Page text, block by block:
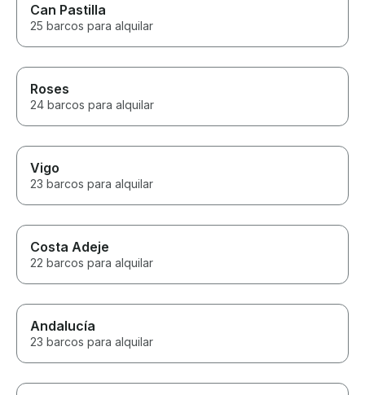
Can Pastilla
25 barcos para alquilar
Roses
24 barcos para alquilar
Vigo
23 barcos para alquilar
Costa Adeje
22 barcos para alquilar
Andalucía
23 barcos para alquilar